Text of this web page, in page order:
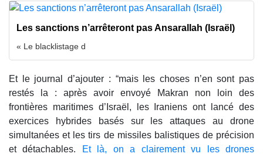
Les sanctions n’arrêteront pas Ansarallah (Israël)
« Le blacklistage d
Et le journal d’ajouter : “mais les choses n’en sont pas
restés la : après avoir envoyé Makran non loin des
frontières maritimes d’Israël, les Iraniens ont lancé des
exercices hybrides basés sur les attaques au drone
simultanées et les tirs de missiles balistiques de précision
et détachables.
Et là, on a clairement vu les drones